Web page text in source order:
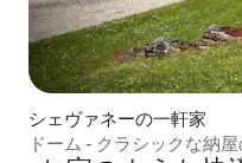
シェヴァネーの一軒家
ドーム - クラシックな納